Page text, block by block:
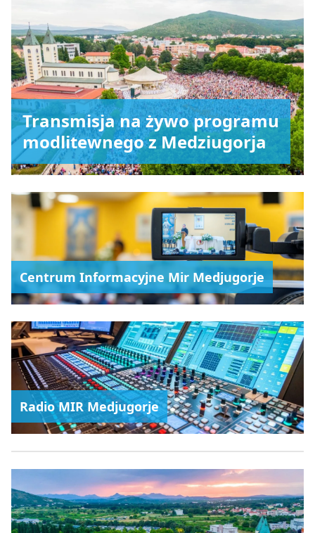
Transmisja na żywo programu
modlitewnego z Medziugorja
Centrum Informacyjne Mir Medjugorje
Radio MIR Medjugorje